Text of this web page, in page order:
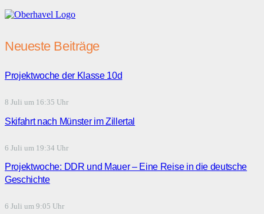
Neueste Beiträge
Projektwoche der Klasse 10d
8 Juli um 16:35 Uhr
Skifahrt nach Münster im Zillertal
6 Juli um 19:34 Uhr
Projektwoche: DDR und Mauer – Eine Reise in die deutsche
Geschichte
6 Juli um 9:05 Uhr